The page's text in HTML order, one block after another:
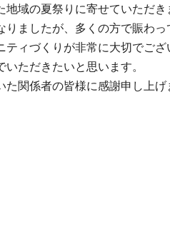
域の夏祭りに寄せていただき
ましたが、多くの方で賑わっ
ィづくりが非常に大切でご
ただきたいと思います。
関係者の皆様に感謝申し上げ